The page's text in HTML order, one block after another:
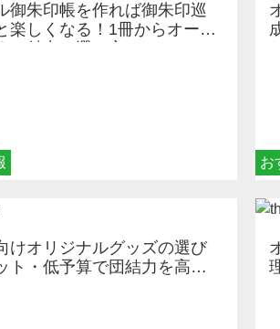
御朱印帳を作れば御朱印巡
楽しくなる！1冊からオーダ
お
けオリジナルグッズの選び
ト・低予算で団結力を高め